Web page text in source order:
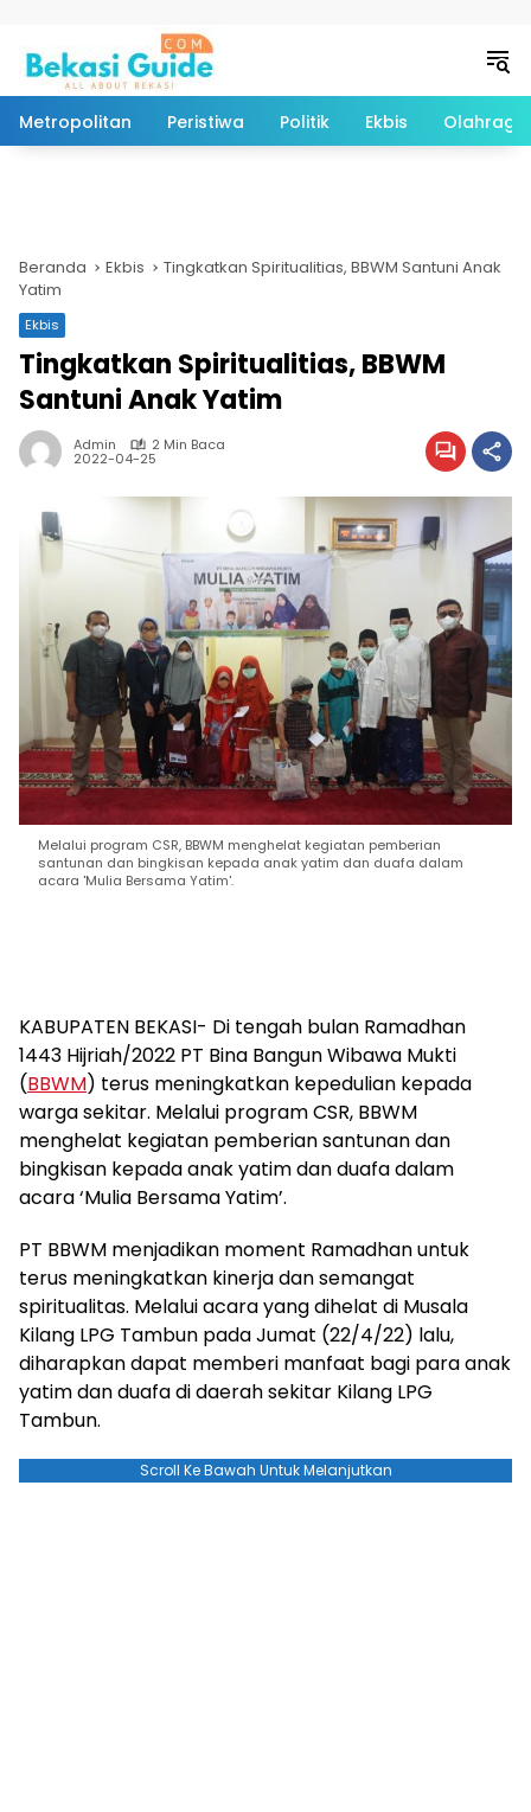
Metropolitan Peristiwa Politik Ekbis Olahraga
Beranda Ekbis
Tingkatkan Spiritualitias, BBWM Santuni Anak
Yatim
Ekbis
Tingkatkan Spiritualitias, BBWM
Santuni Anak Yatim
Admin 2 Min Baca
2022-04-25
Melalui program CSR, BBWM menghelat kegiatan pemberian
santunan dan bingkisan kepada anak yatim dan duafa dalam
acara 'Mulia Bersama Yatim'.
KABUPATEN BEKASI- Di tengah bulan Ramadhan
1443 Hijriah/2022 PT Bina Bangun Wibawa Mukti
(BBWM) terus meningkatkan kepedulian kepada
warga sekitar. Melalui program CSR, BBWM
menghelat kegiatan pemberian santunan dan
bingkisan kepada anak yatim dan duafa dalam
acara ‘Mulia Bersama Yatim’.
PT BBWM menjadikan moment Ramadhan untuk
terus meningkatkan kinerja dan semangat
spiritualitas. Melalui acara yang dihelat di Musala
Kilang LPG Tambun pada Jumat (22/4/22) lalu,
diharapkan dapat memberi manfaat bagi para anak
yatim dan duafa di daerah sekitar Kilang LPG
Tambun.
Scroll Ke Bawah Untuk Melanjutkan